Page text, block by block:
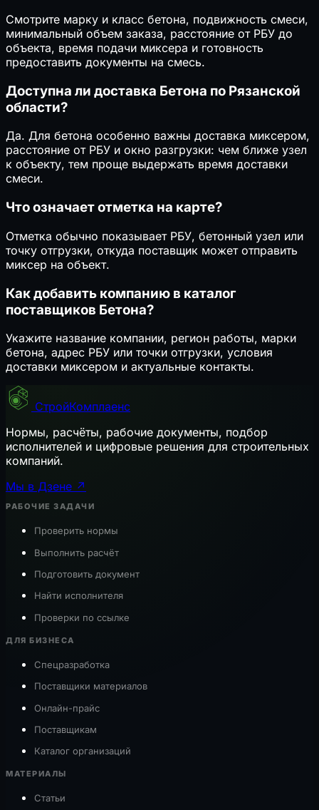
Смотрите марку и класс бетона, подвижность смеси,
минимальный объем заказа, расстояние от РБУ до
объекта, время подачи миксера и готовность
предоставить документы на смесь.
Доступна ли доставка Бетона по Рязанской
области?
Да. Для бетона особенно важны доставка миксером,
расстояние от РБУ и окно разгрузки: чем ближе узел
к объекту, тем проще выдержать время доставки
смеси.
Что означает отметка на карте?
Отметка обычно показывает РБУ, бетонный узел или
точку отгрузки, откуда поставщик может отправить
миксер на объект.
Как добавить компанию в каталог
поставщиков Бетона?
Укажите название компании, регион работы, марки
бетона, адрес РБУ или точки отгрузки, условия
доставки миксером и актуальные контакты.
СтройКомплаенс
Нормы, расчёты, рабочие документы, подбор
исполнителей и цифровые решения для строительных
компаний.
Мы в Дзене ↗
РАБОЧИЕ ЗАДАЧИ
Проверить нормы
Выполнить расчёт
Подготовить документ
Найти исполнителя
Проверки по ссылке
ДЛЯ БИЗНЕСА
Спецразработка
Поставщики материалов
Онлайн-прайс
Поставщикам
Каталог организаций
МАТЕРИАЛЫ
Статьи